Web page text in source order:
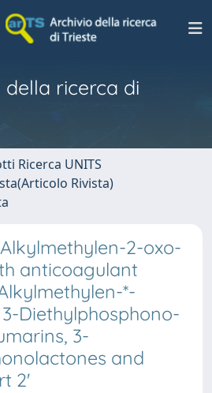
della ricerca di
Ricerca UNITS
Rivista)
2-oxo-
anticoagulant
*-
Diethylphosphono-
3-
and
2'